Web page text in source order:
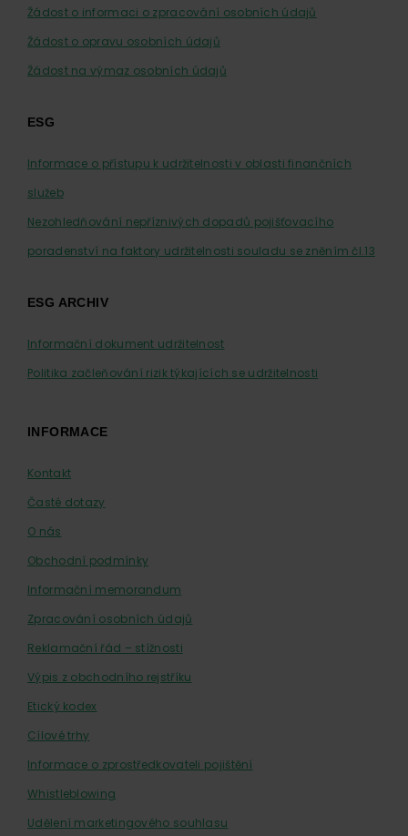
Žádost o informaci o zpracování osobních údajů
Žádost o opravu osobních údajů
Žádost na výmaz osobních údajů
ESG
Informace o přístupu k udržitelnosti v oblasti finančních
služeb
Nezohledňování nepříznivých dopadů pojišťovacího
poradenství na faktory udržitelnosti souladu se zněním čl.13
ESG ARCHIV
Informační dokument udržitelnost
Politika začleňování rizik týkajících se udržitelnosti
INFORMACE
Kontakt
Časté dotazy
O nás
Obchodní podmínky
Informační memorandum
Zpracování osobních údajů
Reklamační řád – stížnosti
Výpis z obchodního rejstříku
Etický kodex
Cílové trhy
Informace o zprostředkovateli pojištění
Whistleblowing
Udělení marketingového souhlasu